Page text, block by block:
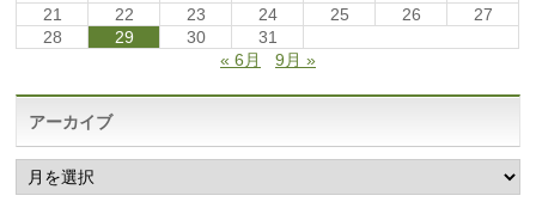
21
22 23 24 25 26
27
28
29 30
31
« 6月
9月 »
アーカイブ
ア
ー
カ